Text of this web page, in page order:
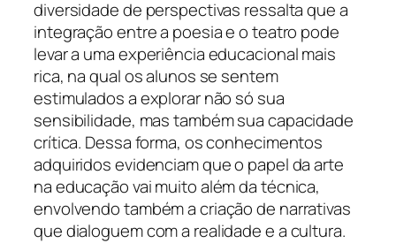
diversidade de perspectivas ressalta que a
integração entre a poesia e o teatro pode
levar a uma experiência educacional mais
rica, na qual os alunos se sentem
estimulados a explorar não só sua
sensibilidade, mas também sua capacidade
crítica. Dessa forma, os conhecimentos
adquiridos evidenciam que o papel da arte
na educação vai muito além da técnica,
envolvendo também a criação de narrativas
que dialoguem com a realidade e a cultura.